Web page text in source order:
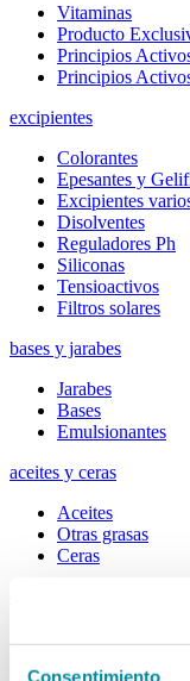
Consentimiento
Vitaminas
Producto
Principios
Principios
excipientes
Colorantes
Epesantes y
Excipientes
Disolventes
Reguladores Ph
Siliconas
Tensioactivos
Filtros solares
bases y jarabes
Jarabes
Bases
Emulsionantes
aceites y ceras
Aceites
Otras grasas
Ceras